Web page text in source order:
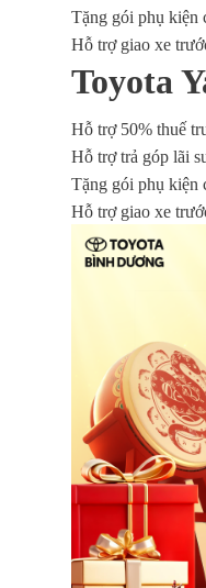
Tặng gói phụ kiện
Hỗ trợ giao xe
Toyota
Hỗ trợ 50% thuế
Hỗ trợ trả góp lãi
Tặng gói phụ kiện
Hỗ trợ giao xe